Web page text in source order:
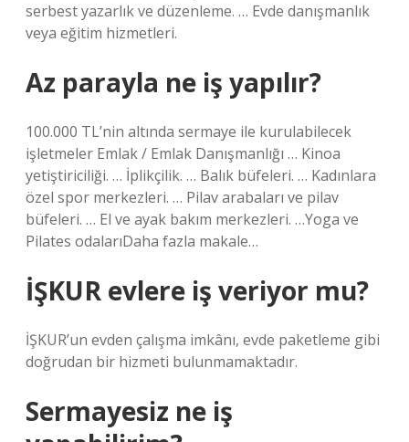
serbest yazarlık ve düzenleme. … Evde danışmanlık
veya eğitim hizmetleri.
Az parayla ne iş yapılır?
100.000 TL’nin altında sermaye ile kurulabilecek
işletmeler Emlak / Emlak Danışmanlığı … Kinoa
yetiştiriciliği. … İplikçilik. … Balık büfeleri. … Kadınlara
özel spor merkezleri. … Pilav arabaları ve pilav
büfeleri. … El ve ayak bakım merkezleri. …Yoga ve
Pilates odalarıDaha fazla makale…
İŞKUR evlere iş veriyor mu?
İŞKUR’un evden çalışma imkânı, evde paketleme gibi
doğrudan bir hizmeti bulunmamaktadır.
Sermayesiz ne iş